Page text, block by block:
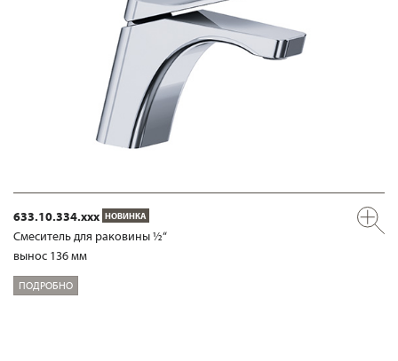
633.10.334.xxx НОВИНКА
Смеситель для раковины ½“
вынос 136 мм
ПОДРОБНО